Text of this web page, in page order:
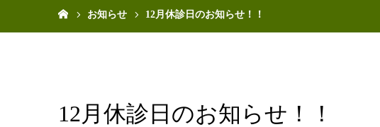
お知らせ 12月休診日のお知らせ！！
12月休診日のお知らせ！！